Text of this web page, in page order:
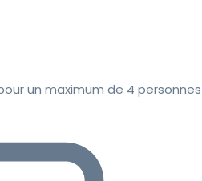
un maximum de 4 personnes